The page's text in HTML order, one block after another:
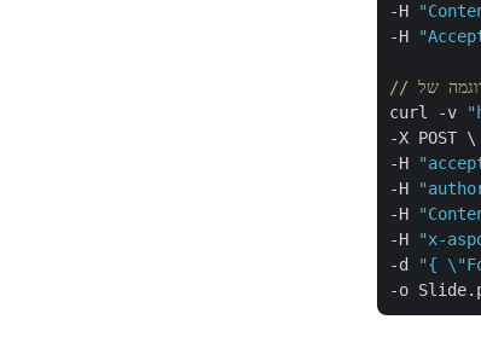
-H
-H
curl -v
-X POST \
-H
-H
-H
-H
"x-
-d
"{